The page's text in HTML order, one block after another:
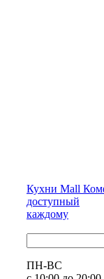
Кухни Mall
доступный
каждому
ПН-ВС